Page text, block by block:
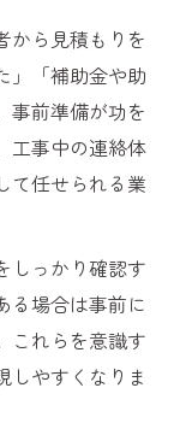
から見積もりを
」「補助金や助
事前準備が功を
工事中の連絡体
て任せられる業
しっかり確認す
る場合は事前に
これらを意識す
しやすくなりま